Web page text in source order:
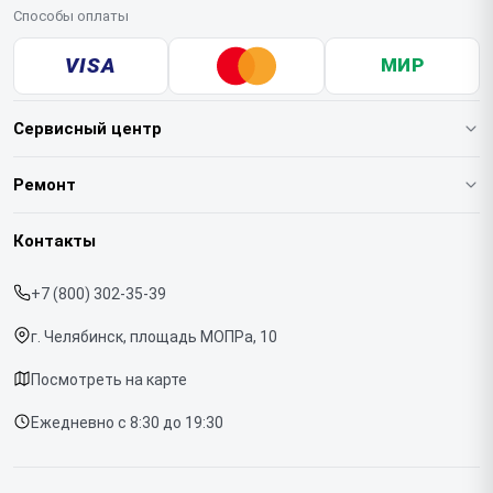
Способы оплаты
VISA МИР
Сервисный центр
О нашем сервисе
Срочный ремонт
Доставка и способы оплаты
Диагностика
Контакты
Ремонт
Кофемашин
Контакты
+7 (800) 302-35-39
г. Челябинск, площадь МОПРа, 10
Посмотреть на карте
Ежедневно с 8:30 до 19:30